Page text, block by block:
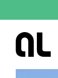
Hem